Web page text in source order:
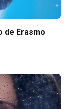
de Erasmo